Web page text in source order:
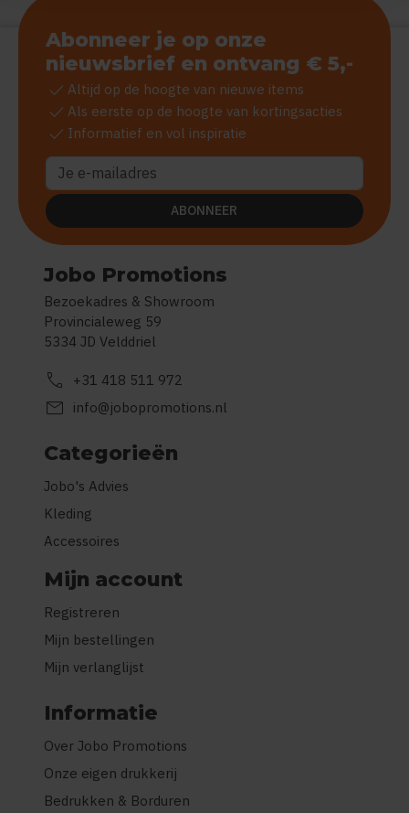
Jobo Promotions
Bezoekadres & Showroom
Provincialeweg 59
5334 JD Velddriel
call +31 418 511 972
mail info@jobopromotions.nl
Categorieën
Jobo's Advies
Kleding
Accessoires
Mijn account
Registreren
Mijn bestellingen
Mijn verlanglijst
Informatie
Over Jobo Promotions
Onze eigen drukkerij
Bedrukken & Borduren
Abonneer je op onze
nieuwsbrief en ontvang € 5,-
check Altijd op de hoogte van nieuwe items
check Als eerste op de hoogte van kortingsacties
check Informatief en vol inspiratie
ABONNEER